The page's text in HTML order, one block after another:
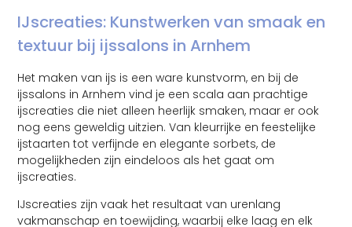
IJscreaties: Kunstwerken van smaak en
textuur bij ijssalons in Arnhem
Het maken van ijs is een ware kunstvorm, en bij de
ijssalons in Arnhem vind je een scala aan prachtige
ijscreaties die niet alleen heerlijk smaken, maar er ook
nog eens geweldig uitzien. Van kleurrijke en feestelijke
ijstaarten tot verfijnde en elegante sorbets, de
mogelijkheden zijn eindeloos als het gaat om
ijscreaties.
IJscreaties zijn vaak het resultaat van urenlang
vakmanschap en toewijding, waarbij elke laag en elk